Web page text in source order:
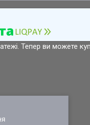
Тепер ви можете